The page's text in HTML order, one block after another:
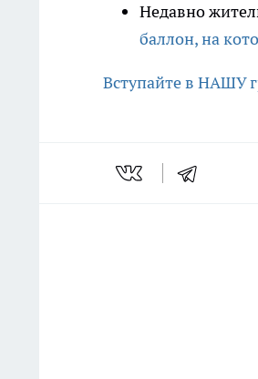
Недавно
баллон, на
Вступайте в НАШУ